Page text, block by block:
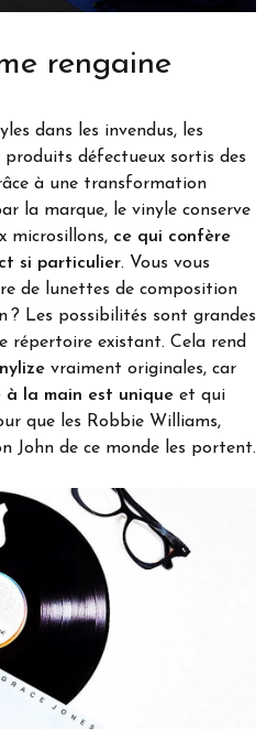
rengaine
dans les invendus, les
défectueux sortis des
à une transformation
la marque, le vinyle conserve
microsillons, ce qui confère
si particulier. Vous vous
de lunettes de composition
? Les possibilités sont grandes
répertoire existant. Cela rend
vraiment originales, car
la main est unique et qui
que les Robbie Williams,
John de ce monde les portent.